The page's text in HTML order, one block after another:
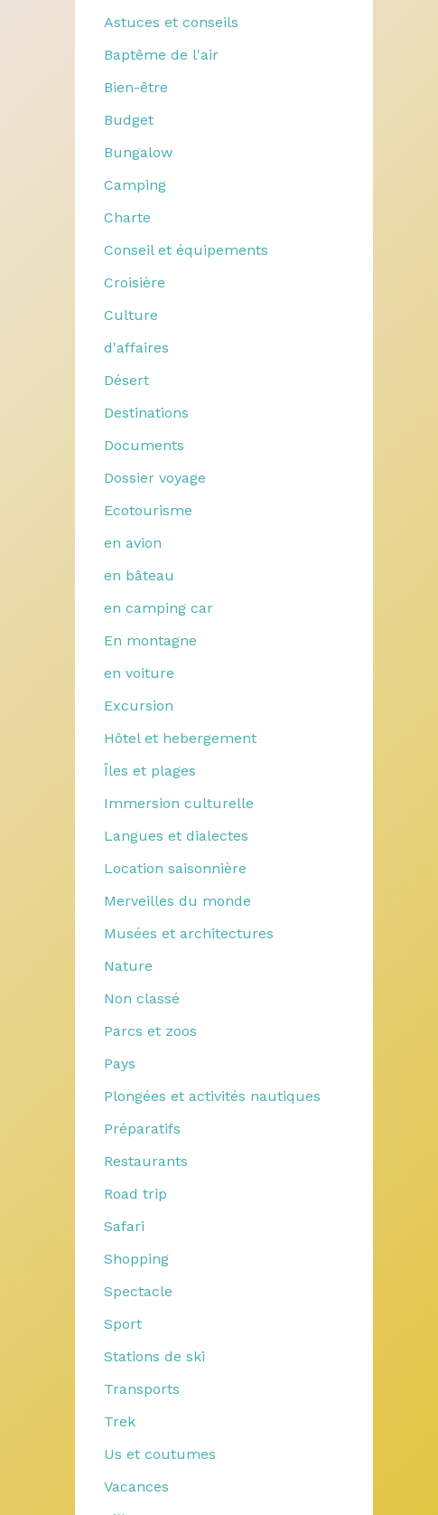
Astuces et conseils
Baptême de l'air
Bien-être
Budget
Bungalow
Camping
Charte
Conseil et équipements
Croisière
Culture
d'affaires
Désert
Destinations
Documents
Dossier voyage
Ecotourisme
en avion
en bâteau
en camping car
En montagne
en voiture
Excursion
Hôtel et hebergement
Îles et plages
Immersion culturelle
Langues et dialectes
Location saisonnière
Merveilles du monde
Musées et architectures
Nature
Non classé
Parcs et zoos
Pays
Plongées et activités nautiques
Préparatifs
Restaurants
Road trip
Safari
Shopping
Spectacle
Sport
Stations de ski
Transports
Trek
Us et coutumes
Vacances